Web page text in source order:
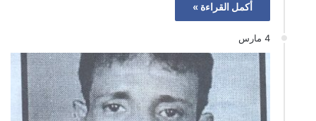
أكمل القراءة »
4 مارس